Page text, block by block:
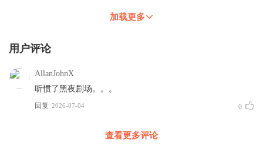
加载更多
用户评论
AllanJohnX
听惯了黑夜剧场。。。
回复 2026-07-04 0
查看更多评论